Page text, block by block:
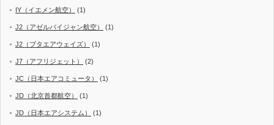
IY（イエメン航空） (1)
J2（アゼルバイジャン航空） (1)
J2（ブタエアウェイズ） (1)
J7（アフリジェット） (2)
JC（日本エアコミュータ） (1)
JD（北京首都航空） (1)
JD（日本エアシステム） (1)